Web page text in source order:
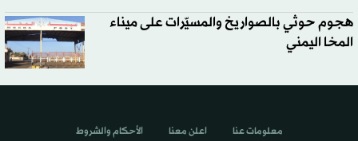
هجوم حوثي بالصواريخ والمسيّرات على ميناء
المخا اليمني
معلومات عنا اعلن معنا الأحكام والشروط